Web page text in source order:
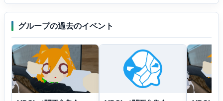
グループの過去のイベント